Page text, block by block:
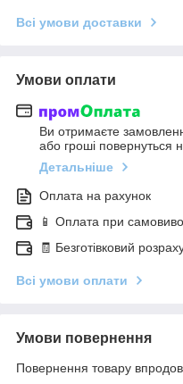
Всі умови доставки
Умови оплати
Ви отримаєте
або гроші повернуться
Детальніше
Оплата на рахунок
📱 Оплата при
🧾 Безготівковий
Всі умови оплати
Умови повернення
Повернення товару